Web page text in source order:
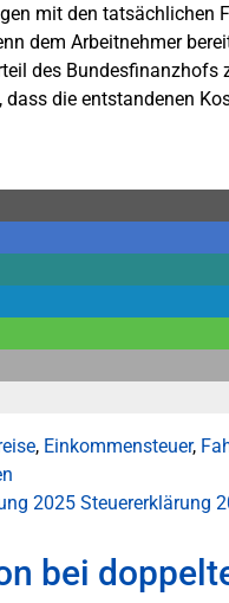
mit den tatsächlichen
dem Arbeitnehmer
des
die entstandenen
, Einkommensteuer,
2025 Steuererklärung
bei